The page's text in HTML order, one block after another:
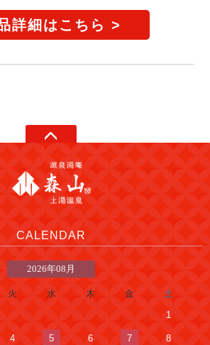
詳細はこちら >
CALENDAR
2026年08月
火 水 木 金
土
1
4 5 6 7 8